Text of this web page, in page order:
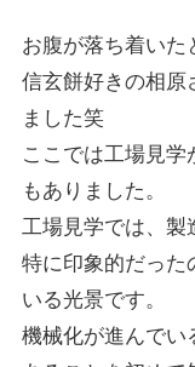
お腹が落ち着いた
信玄餅好きの相原
ました笑
ここでは工場見
もありました。
工場見学では、製
特に印象的だった
いる光景です。
機械化が進んでい